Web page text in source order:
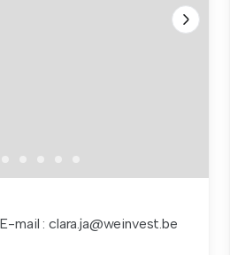
mail : clara.ja@weinvest.be